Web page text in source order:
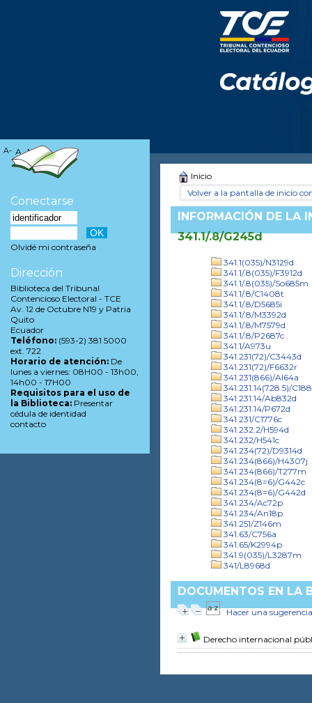
Inicio
Volver a la pantalla de inicio
INFORMACIÓN DE LA
341.1/.8/G245d
341.1(035)/N3129d
341.1/.8(035)/F3912d
341.1/.8(035)/So685m
341.1/.8/C1408t
341.1/.8/D5685i
341.1/.8/M3392d
341.1/.8/M7579d
341.1/.8/P2687c
341.1/A973u
341.231(72)/C3443d
341.231(72)/F6632r
341.231(866)/Al64a
341.231.14(728.5)/
341.231.14/Ab832d
341.231.14/P672d
341.231/C1776c
341.232.2/H594d
341.232/H541c
341.234(72)/D9314d
341.234(866)/H4307j
341.234(866)/T277m
341.234(8=6)/G442c
341.234(8=6)/G442d
341.234/Ac72p
341.234/An18p
341.251/Z146m
341.63/C756a
341.65/K2994p
341.9(035)/L3287m
341/L8968d
DOCUMENTOS EN LA
Hacer una sugerencia
Derecho internacional
A- A A+
Conectarse
Olvidé mi contraseña
Dirección
Biblioteca del Tribunal
Contencioso Electoral - TCE
Av. 12 de Octubre N19 y Patria
Quito
Ecuador
Teléfono: (593-2) 381 5000
ext. 722
Horario de atención: De
lunes a viernes: 08H00 - 13h00,
14h00 - 17H00
Requisitos para el uso de
la Biblioteca: Presentar
cédula de identidad
contacto